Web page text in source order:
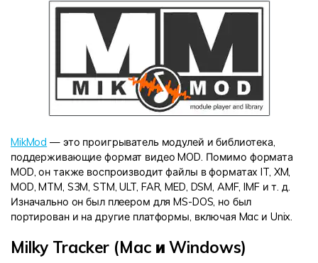
MikMod — это проигрыватель модулей и библиотека,
поддерживающие формат видео MOD. Помимо формата
MOD, он также воспроизводит файлы в форматах IT, XM,
MOD, MTM, S3M, STM, ULT, FAR, MED, DSM, AMF, IMF и т. д.
Изначально он был плеером для MS-DOS, но был
портирован и на другие платформы, включая Mac и Unix.
Milky Tracker (Mac и Windows)